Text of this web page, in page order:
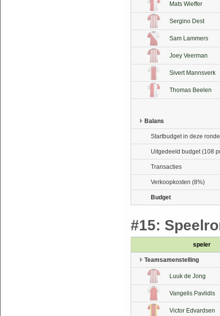
Mats Wieffer
Sergino Dest
Sam Lammers
Joey Veerman
Sivert Mannsverk
Thomas Beelen
Balans
Startbudget in deze ronde
Uitgedeeld budget (108
Transacties
Verkoopkosten (8%)
Budget
#15:
speler
Teamsamenstelling
Luuk de Jong
Vangelis Pavlidis
Victor Edvardsen